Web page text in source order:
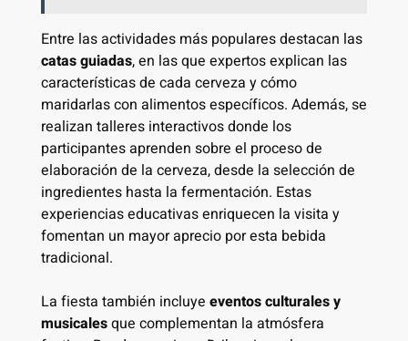
Entre las actividades más populares destacan las
catas guiadas, en las que expertos explican las
características de cada cerveza y cómo
maridarlas con alimentos específicos. Además, se
realizan talleres interactivos donde los
participantes aprenden sobre el proceso de
elaboración de la cerveza, desde la selección de
ingredientes hasta la fermentación. Estas
experiencias educativas enriquecen la visita y
fomentan un mayor aprecio por esta bebida
tradicional.
La fiesta también incluye eventos culturales y
musicalesque complementan la atmósfera